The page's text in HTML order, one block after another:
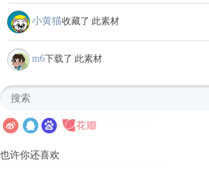
小黄猫收藏了 此素材
m6下载了 此素材
也许你还喜欢